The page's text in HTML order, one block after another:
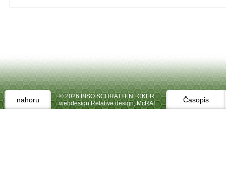
nahoru
© 2026 BISO SCHRATTENECKER
webdesign Relative design,McRAI Časopis